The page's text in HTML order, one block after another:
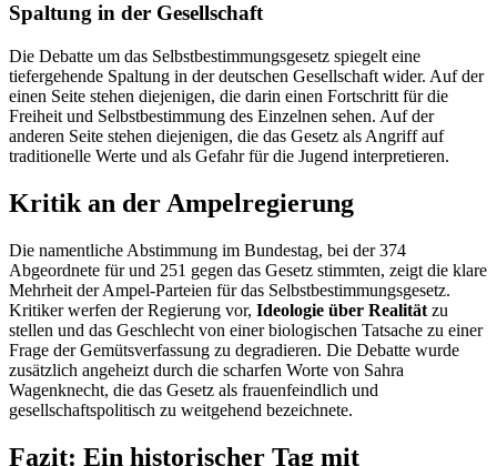
Spaltung in der Gesellschaft
Die Debatte um das Selbstbestimmungsgesetz spiegelt eine
tiefergehende Spaltung in der deutschen Gesellschaft wider. Auf der
einen Seite stehen diejenigen, die darin einen Fortschritt für die
Freiheit und Selbstbestimmung des Einzelnen sehen. Auf der
anderen Seite stehen diejenigen, die das Gesetz als Angriff auf
traditionelle Werte und als Gefahr für die Jugend interpretieren.
Kritik an der Ampelregierung
Die namentliche Abstimmung im Bundestag, bei der 374
Abgeordnete für und 251 gegen das Gesetz stimmten, zeigt die klare
Mehrheit der Ampel-Parteien für das Selbstbestimmungsgesetz.
Kritiker werfen der Regierung vor, Ideologie über Realität zu
stellen und das Geschlecht von einer biologischen Tatsache zu einer
Frage der Gemütsverfassung zu degradieren. Die Debatte wurde
zusätzlich angeheizt durch die scharfen Worte von Sahra
Wagenknecht, die das Gesetz als frauenfeindlich und
gesellschaftspolitisch zu weitgehend bezeichnete.
Fazit: Ein historischer Tag mit